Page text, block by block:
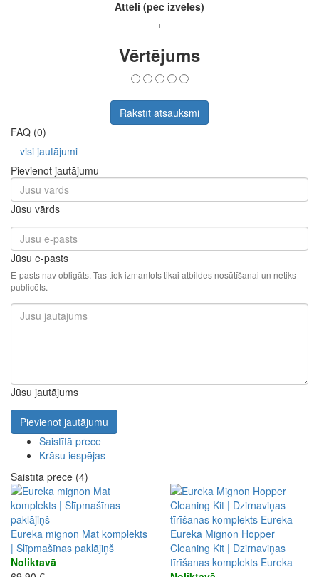
Attēli (pēc izvēles)
+
Vērtējums
Rakstīt atsauksmi
FAQ (0)
visi jautājumi
Pievienot jautājumu
Jūsu vārds
Jūsu e-pasts
E-pasts nav obligāts. Tas tiek izmantots tikai atbildes nosūtīšanai un netiks
publicēts.
Jūsu jautājums
Pievienot jautājumu
Saistītā prece
Krāsu iespējas
Saistītā prece (4)
Eureka mignon Mat komplekts
| Slīpmašīnas paklājiņš
Noliktavā
Eureka Mignon Hopper
Cleaning Kit | Dzirnaviņas
tīrīšanas komplekts Eureka